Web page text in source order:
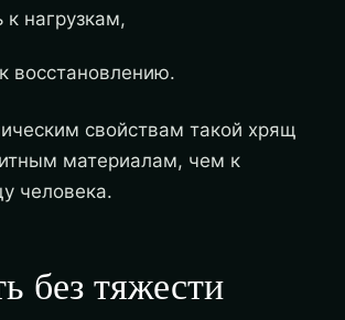
к нагрузкам,
восстановлению.
свойствам такой хрящ
материалам, чем к
человека.
без тяжести